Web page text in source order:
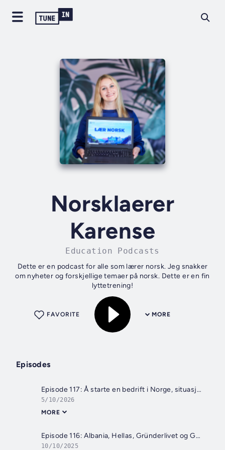
Norsklaerer
Karense
Education Podcasts
Dette er en podcast for alle som lærer norsk. Jeg snakker
om nyheter og forskjellige temaer på norsk. Dette er en fin
lyttetrening!
MORE
FAVORITE
Episodes
Episode 117: Å starte en bedrift i Norge, situasjonen i verden, beredskapsvenner
5/10/2026
MORE
Episode 116: Albania, Hellas, Gründerlivet og Gaza
10/10/2025